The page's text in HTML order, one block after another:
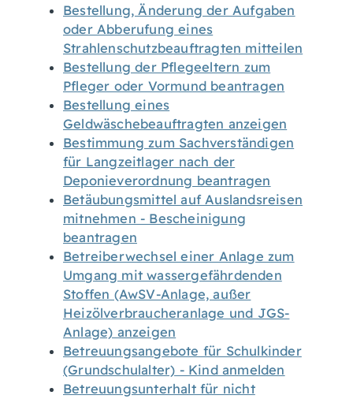
Bestellung, Änderung der Aufgaben
oder Abberufung eines
Strahlenschutzbeauftragten mitteilen
Bestellung der Pflegeeltern zum
Pfleger oder Vormund beantragen
Bestellung eines
Geldwäschebeauftragten anzeigen
Bestimmung zum Sachverständigen
für Langzeitlager nach der
Deponieverordnung beantragen
Betäubungsmittel auf Auslandsreisen
mitnehmen - Bescheinigung
beantragen
Betreiberwechsel einer Anlage zum
Umgang mit wassergefährdenden
Stoffen (AwSV-Anlage, außer
Heizölverbraucheranlage und JGS-
Anlage) anzeigen
Betreuungsangebote für Schulkinder
(Grundschulalter) - Kind anmelden
Betreuungsunterhalt für nicht